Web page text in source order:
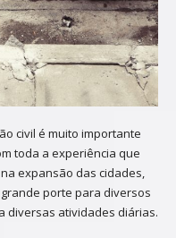
civil é muito importante
toda a experiência que
expansão das cidades,
porte para diversos
diversas atividades diárias.